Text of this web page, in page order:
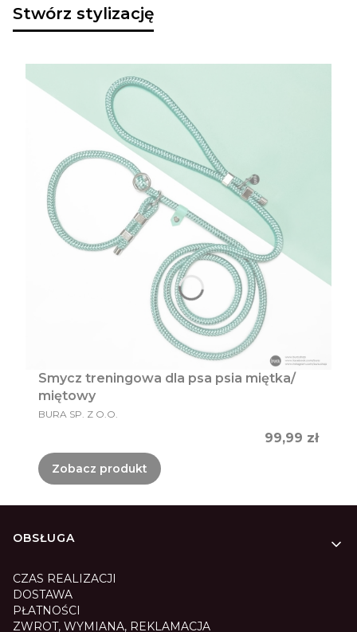
Stwórz stylizację
Smycz treningowa dla psa psia miętka/
miętowy
PRODUCENT
BURA SP. Z O.O.
Cena
99,99 zł
Zobacz produkt
Linki w stopce
OBSŁUGA
CZAS REALIZACJI
DOSTAWA
PŁATNOŚCI
ZWROT, WYMIANA, REKLAMACJA